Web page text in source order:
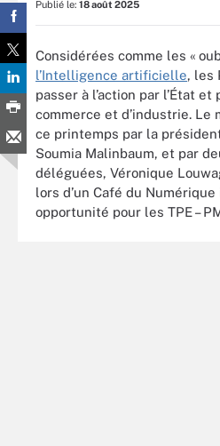
Publié le: 18 août 2025
Considérées comme les «
l’Intelligence artificielle, les
passer à l’action par l’État
commerce et d’industrie. Le
ce printemps par la
Soumia Malinbaum, et par
déléguées, Véronique
lors d’un Café du Numérique
opportunité pour les TPE –